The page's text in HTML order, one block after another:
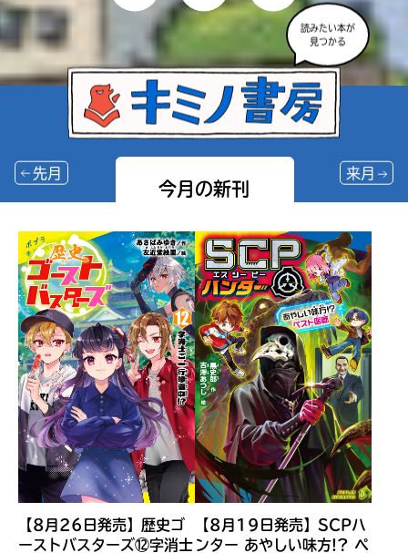
読みたい本が
今月の新刊
先月 来月
【8月26日発売】歴史ゴ
ーストバスターズ⑫字消士
【8月19日発売】SCPハ
ンター あやしい味方!? ペ